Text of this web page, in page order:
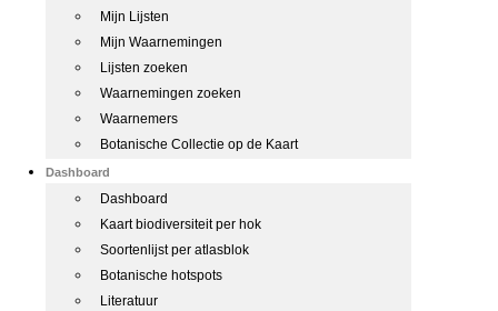
Mijn Lijsten
Mijn Waarnemingen
Lijsten zoeken
Waarnemingen zoeken
Waarnemers
Botanische Collectie op de Kaart
Dashboard
Dashboard
Kaart biodiversiteit per hok
Soortenlijst per atlasblok
Botanische hotspots
Literatuur